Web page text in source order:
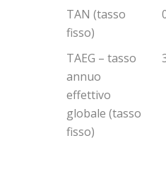
TAN (tasso
fisso)
TAEG – tasso
annuo
effettivo
globale (tasso
fisso)